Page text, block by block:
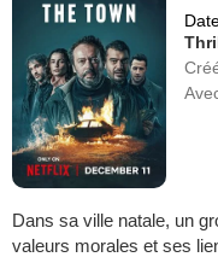
Dans sa ville natale, un
valeurs morales et ses